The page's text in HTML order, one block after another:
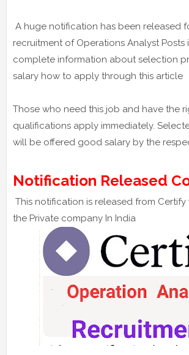
A huge notification has been released
recruitment of Operations Analyst Posts
complete information about selection
salary how to apply through this article
Those who need this job and have the
qualifications apply immediately.
will be offered good salary by the
Notification Released
This notification is released from
the Private company In India